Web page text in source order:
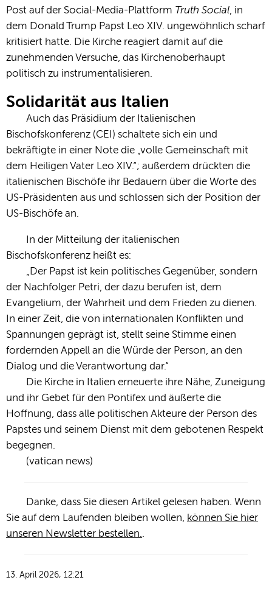
Post auf der Social-Media-Plattform Truth Social, in
dem Donald Trump Papst Leo XIV. ungewöhnlich scharf
kritisiert hatte. Die Kirche reagiert damit auf die
zunehmenden Versuche, das Kirchenoberhaupt
politisch zu instrumentalisieren.
Solidarität aus Italien
Auch das Präsidium der Italienischen
Bischofskonferenz (CEI) schaltete sich ein und
bekräftigte in einer Note die „volle Gemeinschaft mit
dem Heiligen Vater Leo XIV.“; außerdem drückten die
italienischen Bischöfe ihr Bedauern über die Worte des
US-Präsidenten aus und schlossen sich der Position der
US-Bischöfe an.
In der Mitteilung der italienischen
Bischofskonferenz heißt es:
„Der Papst ist kein politisches Gegenüber, sondern
der Nachfolger Petri, der dazu berufen ist, dem
Evangelium, der Wahrheit und dem Frieden zu dienen.
In einer Zeit, die von internationalen Konflikten und
Spannungen geprägt ist, stellt seine Stimme einen
fordernden Appell an die Würde der Person, an den
Dialog und die Verantwortung dar.“
Die Kirche in Italien erneuerte ihre Nähe, Zuneigung
und ihr Gebet für den Pontifex und äußerte die
Hoffnung, dass alle politischen Akteure der Person des
Papstes und seinem Dienst mit dem gebotenen Respekt
begegnen.
(vatican news)
Danke, dass Sie diesen Artikel gelesen haben. Wenn
Sie auf dem Laufenden bleiben wollen, können Sie hier
unseren Newsletter bestellen..
13. April 2026, 12:21